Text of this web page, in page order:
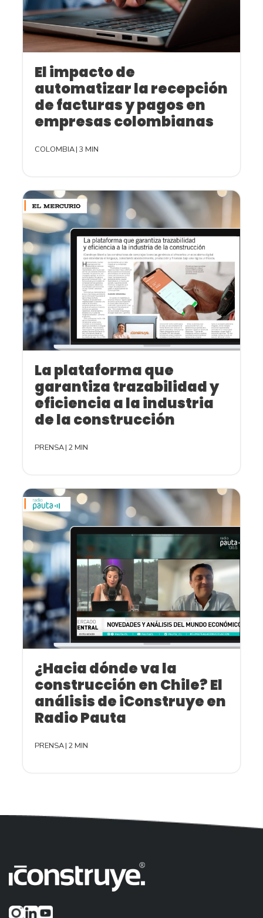
El impacto de
automatizar la recepción
de facturas y pagos en
empresas colombianas
COLOMBIA| 3 MIN
La plataforma que
garantiza trazabilidad y
eficiencia a la industria
de la construcción
PRENSA| 2 MIN
¿Hacia dónde va la
construcción en Chile? El
análisis de iConstruye en
Radio Pauta
PRENSA| 2 MIN